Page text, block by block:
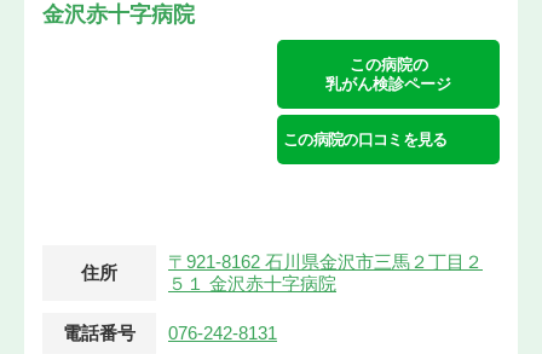
金沢赤十字病院
この病院の
乳がん検診ページ
この病院の口コミを見る
住所
〒921-8162 石川県金沢市三馬２丁目２
５１ 金沢赤十字病院
電話番号 076-242-8131